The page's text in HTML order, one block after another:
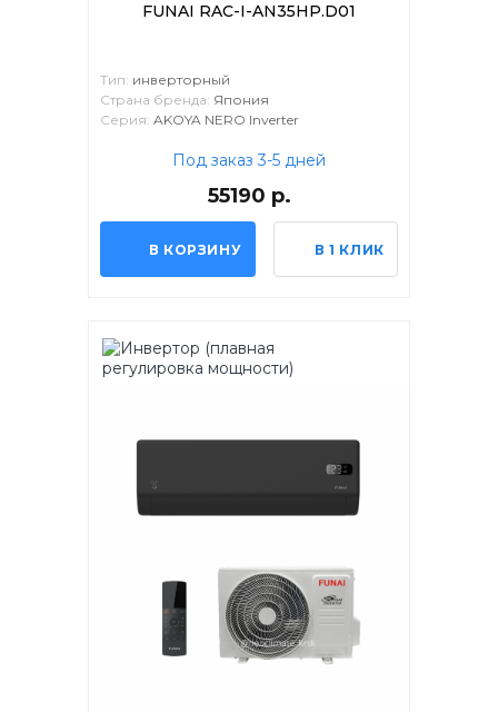
FUNAI RAC-I-AN35HP.D01
Тип: инверторный
Страна бренда: Япония
Серия: AKOYA NERO Inverter
Под заказ 3-5 дней
55190 р.
В КОРЗИНУ В 1 КЛИК